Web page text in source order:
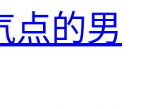
点的男